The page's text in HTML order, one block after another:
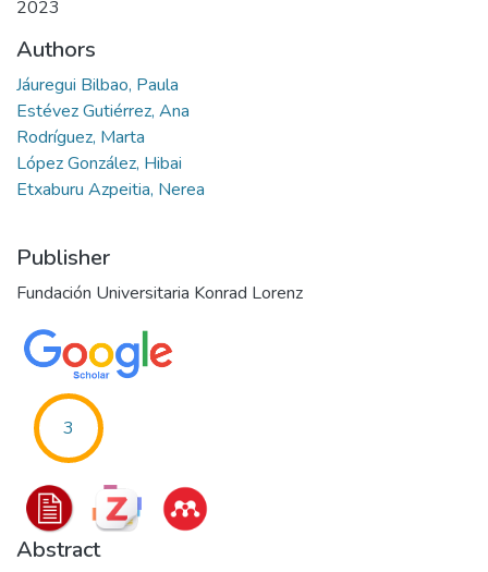
2023
Authors
Jáuregui Bilbao, Paula
Estévez Gutiérrez, Ana
Rodríguez, Marta
López González, Hibai
Etxaburu Azpeitia, Nerea
Publisher
Fundación Universitaria Konrad Lorenz
3
Abstract